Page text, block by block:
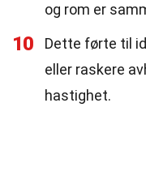
og rom er
10
Dette førte til
eller raskere
hastighet.